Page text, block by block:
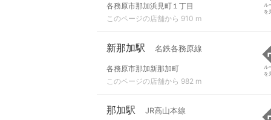
各務原市那加浜見町１丁目
このページの店舗から 910 m
ル
を
新那加駅 名鉄各務原線
各務原市那加新那加町
このページの店舗から 982 m
ル
を
那加駅 JR高山本線